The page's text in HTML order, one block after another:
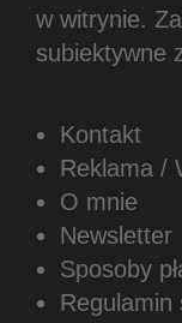
w witrynie.
subiektywne
Kontakt
Reklama /
O mnie
Newsletter
Sposoby
Regulamin